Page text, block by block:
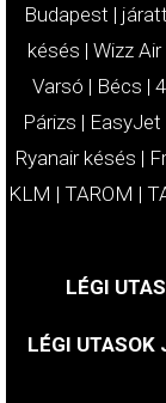
Budapest |
késés | Wizz
Varsó | Bécs |
Párizs | EasyJet
Ryanair késés |
KLM | TAROM |
LÉGI
LÉGI UTASOK